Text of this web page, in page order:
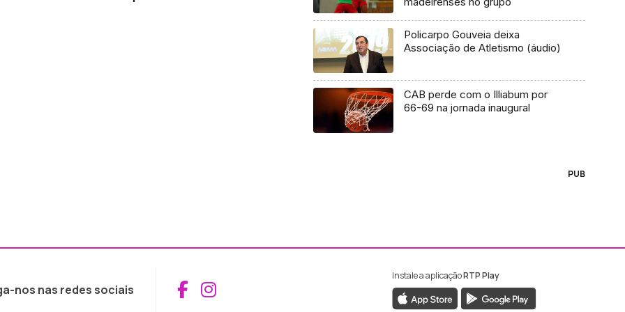
Policarpo Gouveia deixa
Associação de Atletismo (áudio)
CAB perde com o Illiabum por
66-69 na jornada inaugural
PUB
nos nas redes sociais Aceder ao Facebook da RTP Madeira
Aceder ao Instagram da RTP Madeira
Instale a aplicaçãoRTP Play